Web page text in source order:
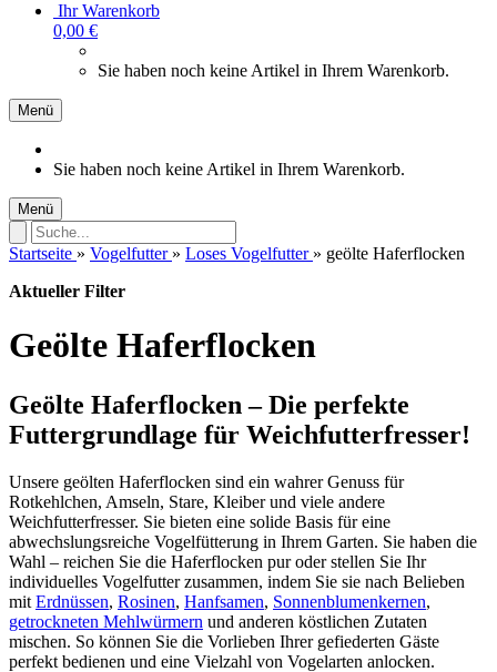
Ihr Warenkorb
0,00 €
Sie haben noch keine Artikel in Ihrem Warenkorb.
Menü
Sie haben noch keine Artikel in Ihrem Warenkorb.
Menü
Startseite » Vogelfutter » Loses Vogelfutter » geölte Haferflocken
Aktueller Filter
Geölte Haferflocken
Geölte Haferflocken – Die perfekte
Futtergrundlage für Weichfutterfresser!
Unsere geölten Haferflocken sind ein wahrer Genuss für
Rotkehlchen, Amseln, Stare, Kleiber und viele andere
Weichfutterfresser. Sie bieten eine solide Basis für eine
abwechslungsreiche Vogelfütterung in Ihrem Garten. Sie haben die
Wahl – reichen Sie die Haferflocken pur oder stellen Sie Ihr
individuelles Vogelfutter zusammen, indem Sie sie nach Belieben
mit Erdnüssen, Rosinen, Hanfsamen, Sonnenblumenkernen,
getrockneten Mehlwürmern und anderen köstlichen Zutaten
mischen. So können Sie die Vorlieben Ihrer gefiederten Gäste
perfekt bedienen und eine Vielzahl von Vogelarten anlocken.